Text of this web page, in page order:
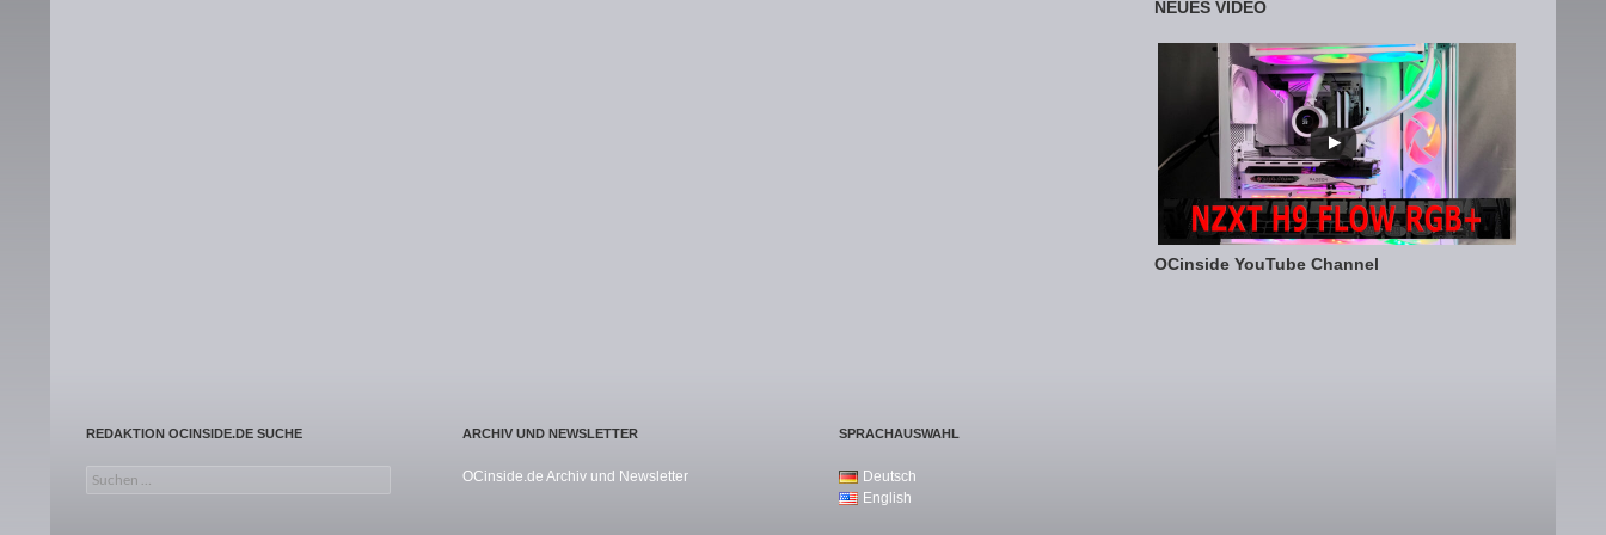
NEUES VIDEO
OCinside YouTube Channel
REDAKTION OCINSIDE.DE SUCHE
Suchen nach:
ARCHIV UND NEWSLETTER
OCinside.de Archiv und Newsletter
SPRACHAUSWAHL
Deutsch
English